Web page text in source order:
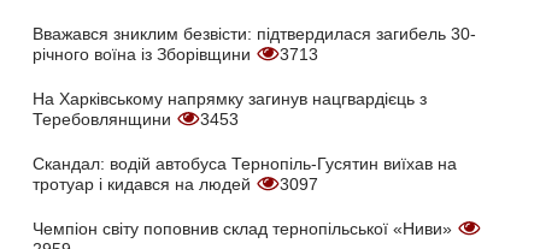
Вважався зниклим безвісти: підтвердилася загибель 30-
річного воїна із Зборівщини
3713
На Харківському напрямку загинув нацгвардієць з
Теребовлянщини
3453
Скандал: водій автобуса Тернопіль-Гусятин виїхав на
тротуар і кидався на людей
3097
Чемпіон світу поповнив склад тернопільської «Ниви»